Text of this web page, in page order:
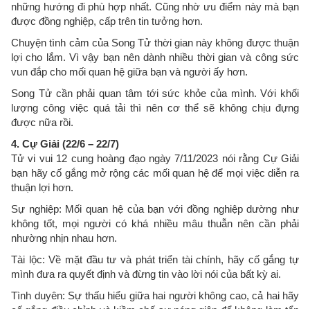
những hướng đi phù hợp nhất. Cũng nhờ ưu điểm này mà bạn
được đồng nghiệp, cấp trên tin tưởng hơn.
Chuyện tình cảm của Song Tử thời gian này không được thuận
lợi cho lắm. Vì vậy bạn nên dành nhiều thời gian và công sức
vun đắp cho mối quan hệ giữa bạn và người ấy hơn.
Song Tử cần phải quan tâm tới sức khỏe của mình. Với khối
lượng công việc quá tải thì nên cơ thể sẽ không chịu đựng
được nữa rồi.
4. Cự Giải (22/6 – 22/7)
Tử vi vui 12 cung hoàng đạo ngày 7/11/2023 nói rằng Cự Giải
bạn hãy cố gắng mở rộng các mối quan hệ để mọi việc diễn ra
thuận lợi hơn.
Sự nghiệp: Mối quan hệ của bạn với đồng nghiệp dường như
không tốt, mọi người có khá nhiều mâu thuẫn nên cần phải
nhường nhịn nhau hơn.
Tài lộc: Về mặt đầu tư và phát triển tài chính, hãy cố gắng tự
mình đưa ra quyết định và đừng tin vào lời nói của bất kỳ ai.
Tình duyên: Sự thấu hiểu giữa hai người không cao, cả hai hãy